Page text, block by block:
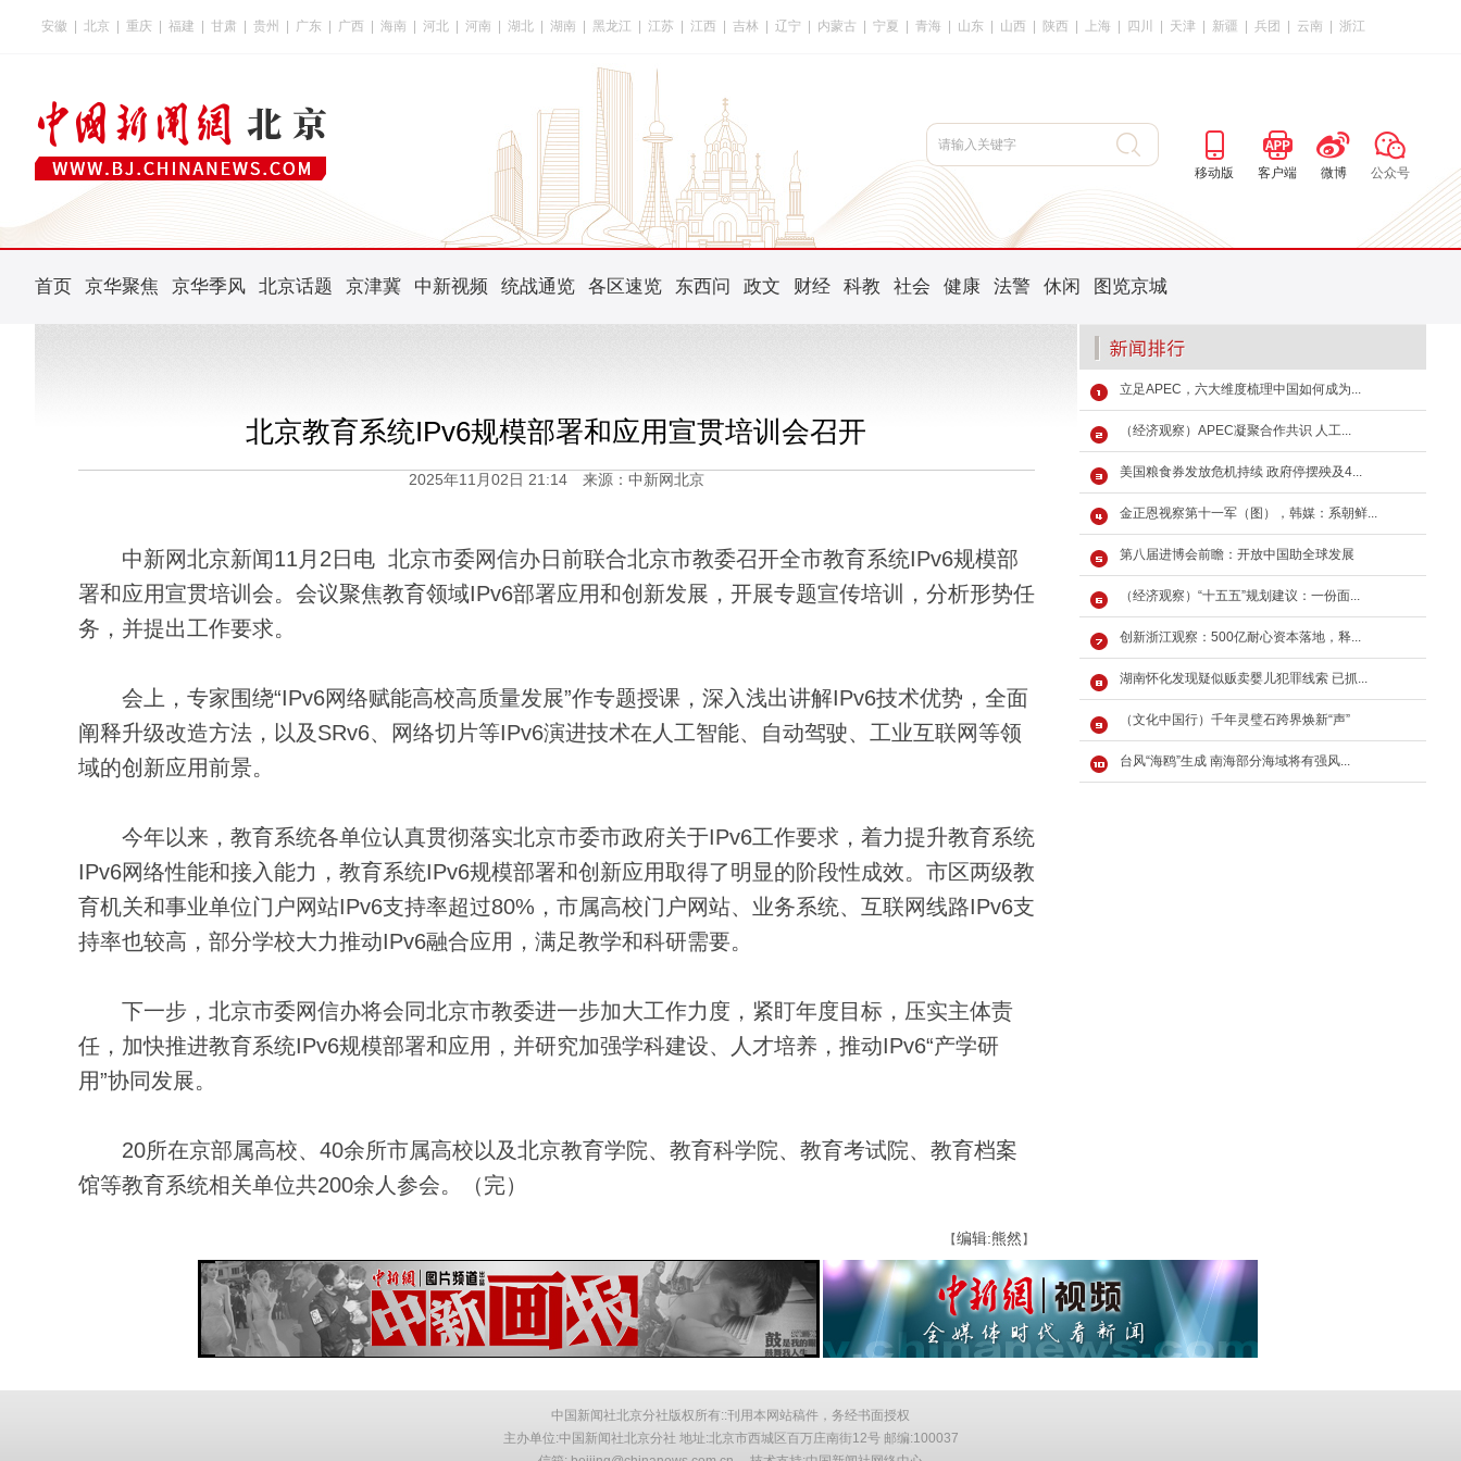
安徽 北京 重庆 福建 甘肃 贵州 广东 广西 海南 河北 河南 湖北 湖南 黑龙江 江苏 江西 吉林 辽宁 内蒙古 宁夏 青海 山东 山西 陕西 上海 四川 天津 新疆 兵团 云南 浙江
移动版 客户端 微博 公众号
首页 京华聚焦 京华季风 北京话题 京津冀 中新视频 统战通览 各区速览 东西问 政文 财经 科教 社会 健康 法警 休闲 图览京城
北京教育系统IPv6规模部署和应用宣贯培训会召开
2025年11月02日 21:14 来源：中新网北京
中新网北京新闻11月2日电 北京市委网信办日前联合北京市教委召开全市教育系统IPv6规模部
署和应用宣贯培训会。会议聚焦教育领域IPv6部署应用和创新发展，开展专题宣传培训，分析形势任
务，并提出工作要求。
会上，专家围绕“IPv6网络赋能高校高质量发展”作专题授课，深入浅出讲解IPv6技术优势，全面
阐释升级改造方法，以及SRv6、网络切片等IPv6演进技术在人工智能、自动驾驶、工业互联网等领
域的创新应用前景‌。
今年以来，教育系统各单位认真贯彻落实北京市委市政府关于IPv6工作要求，着力提升教育系统
IPv6网络性能和接入能力，教育系统IPv6规模部署和创新应用取得了明显的阶段性成效。市区两级教
育机关和事业单位门户网站IPv6支持率超过80%，市属高校门户网站、业务系统、互联网线路IPv6支
持率也较高，部分学校大力推动IPv6融合应用，满足教学和科研需要。
下一步，北京市委网信办将会同北京市教委进一步加大工作力度，紧盯年度目标，压实主体责
任，加快推进教育系统IPv6规模部署和应用，并研究加强学科建设、人才培养，推动IPv6“产学研
用”协同发展。
20所在京部属高校、40余所市属高校以及北京教育学院、教育科学院、教育考试院、教育档案
馆等教育系统相关单位共200余人参会。（完）
【编辑:熊然 】
立足APEC，六大维度梳理中国如何成为...
（经济观察）APEC凝聚合作共识 人工...
美国粮食券发放危机持续 政府停摆殃及4...
金正恩视察第十一军（图），韩媒：系朝鲜...
第八届进博会前瞻：开放中国助全球发展
（经济观察）“十五五”规划建议：一份面...
创新浙江观察：500亿耐心资本落地，释...
湖南怀化发现疑似贩卖婴儿犯罪线索 已抓...
（文化中国行）千年灵璧石跨界焕新“声”
台风“海鸥”生成 南海部分海域将有强风...
中国新闻社北京分社版权所有::刊用本网站稿件，务经书面授权
主办单位:中国新闻社北京分社 地址:北京市西城区百万庄南街12号 邮编:100037